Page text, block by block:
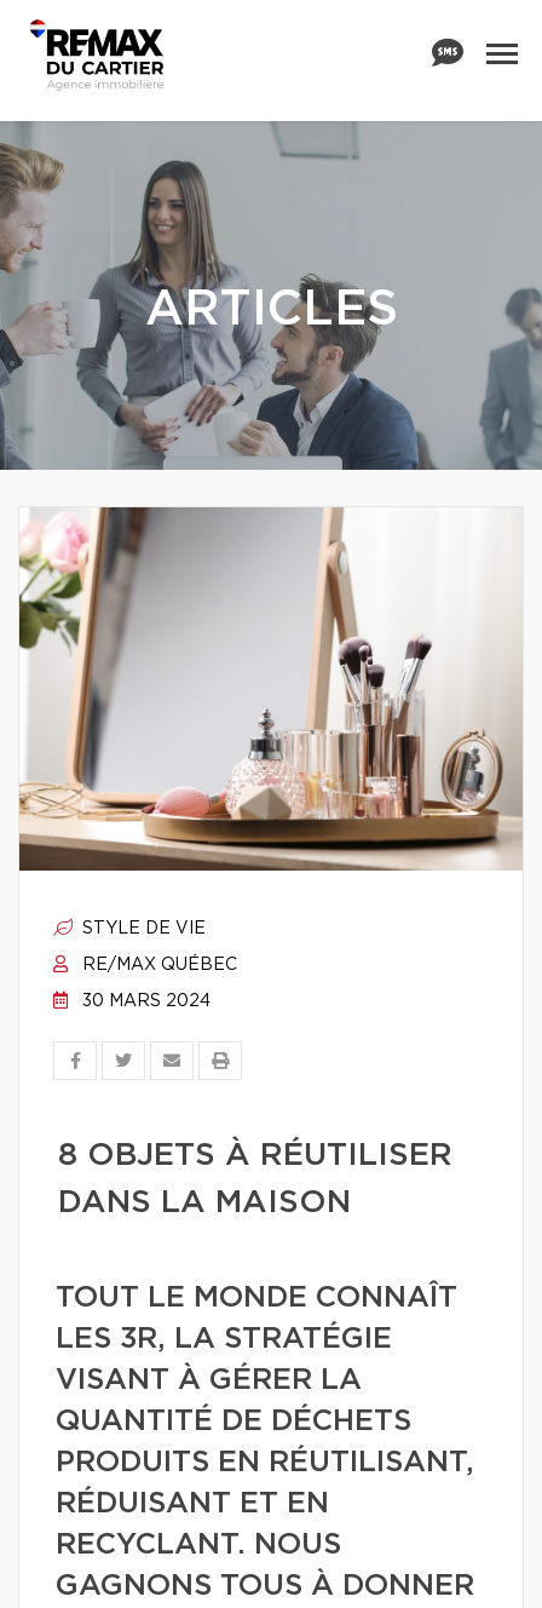
ARTICLES
STYLE DE VIE
RE/MAX QUÉBEC
30 MARS 2024
8 OBJETS À RÉUTILISER
DANS LA MAISON
TOUT LE MONDE CONNAÎT
LES 3R, LA STRATÉGIE
VISANT À GÉRER LA
QUANTITÉ DE DÉCHETS
PRODUITS EN RÉUTILISANT,
RÉDUISANT ET EN
RECYCLANT. NOUS
GAGNONS TOUS À DONNER